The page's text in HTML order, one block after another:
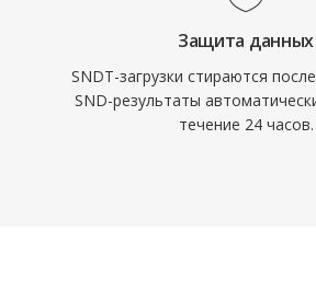
Защита данных
SNDT-загрузки стираются
SND-результаты
течение 24 часов.